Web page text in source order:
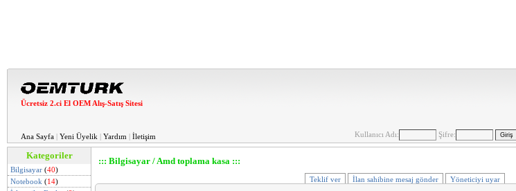
Ücretsiz 2.ci El OEM Alış-Satış Sitesi
Ana Sayfa | Yeni Üyelik | Yardım | İletişim Kullanıcı Adı: Şifre:
Kategoriler
Bilgisayar (40)
Notebook (14)
::: Bilgisayar / Amd toplama kasa :::
Teklif ver İlan sahibine mesaj gönder Yöneticiyi uyar